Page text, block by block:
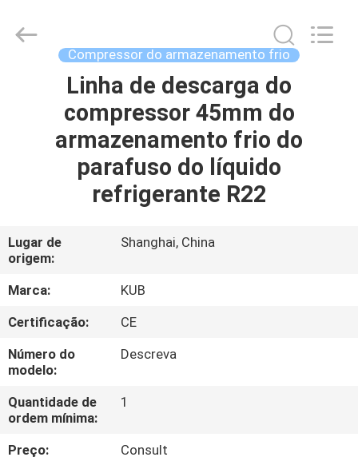
PRODUTOS
RV
SOBRE
NÓS
EXCURSÃO
DA
FÁBRICA
Equipment
Compressor do armazenamento frio
Linha de descarga do
compressor 45mm do
armazenamento frio do
parafuso do líquido
refrigerante R22
Lugar de
origem:
Shanghai, China
Marca:
KUB
Certificação:
CE
Número do
modelo:
Descreva
Quantidade de
ordem mínima:
1
Preço:
Consult